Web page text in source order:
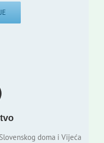
doma i Vijeća